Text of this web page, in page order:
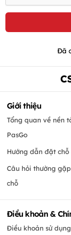
Đã
Giới thiệu
Tổng quan về nền
PasGo
Hướng dẫn đặt chỗ
Câu hỏi thường
chỗ
Điều khoản &
Điều khoản sử dụng